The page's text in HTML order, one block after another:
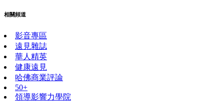
相關頻道
影音專區
遠見雜誌
華人精英
健康遠見
哈佛商業評論
50+
領導影響力學院